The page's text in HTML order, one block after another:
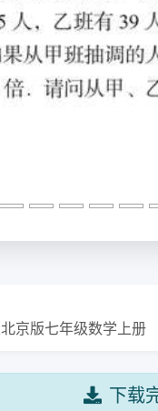
京版七年级数学上册
下载